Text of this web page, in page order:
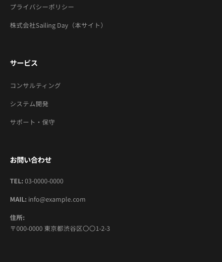
プライバシーポリシー
株式会社Sailing Day（本サイト）
サービス
コンサルティング
システム開発
サポート・保守
お問い合わせ
TEL: 03-0000-0000
MAIL: info@example.com
住所:
〒000-0000 東京都渋谷区〇〇1-2-3